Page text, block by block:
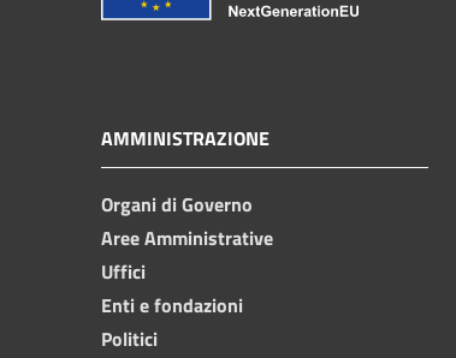
AMMINISTRAZIONE
Organi di Governo
Aree Amministrative
Uffici
Enti e fondazioni
Politici